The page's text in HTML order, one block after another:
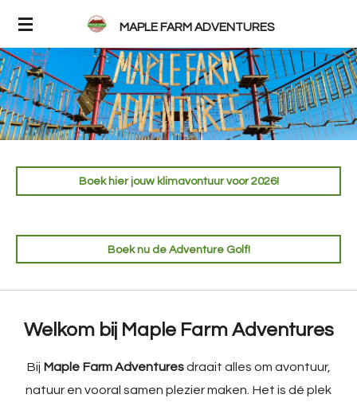
Ga
naar
de
hoofdinhoud
MAPLE FARM ADVENTURES
Boek hier jouw klimavontuur voor 2026!
Boek nu de Adventure Golf!
Welkom bij Maple Farm Adventures
Bij Maple Farm Adventuresdraait alles om avontuur,
natuur en vooral samen plezier maken. Het is dé plek